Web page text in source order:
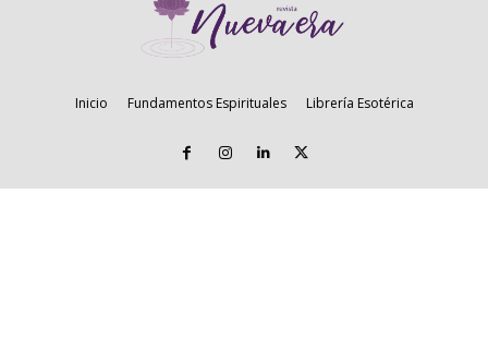
Inicio Fundamentos Espirituales Librería Esotérica